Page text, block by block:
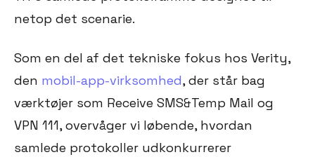
netop det scenarie.
Som en del af det tekniske fokus hos Verity,
den mobil-app-virksomhed, der står bag
værktøjer som Receive SMS&Temp Mail og
VPN 111, overvåger vi løbende, hvordan
samlede protokoller udkonkurrerer